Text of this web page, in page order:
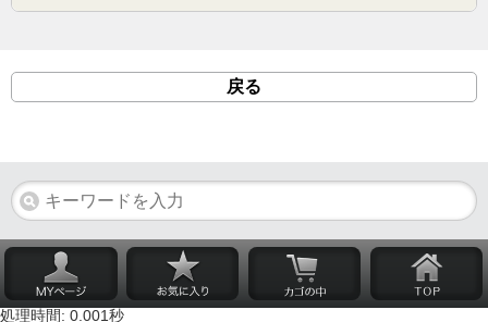
戻る
処理時間: 0.001秒